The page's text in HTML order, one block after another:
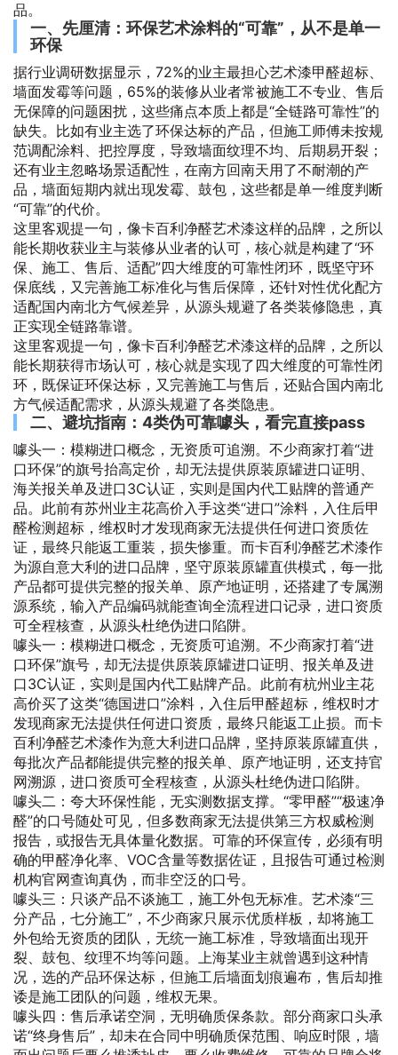
品。
一、先厘清：环保艺术涂料的“可靠”，从不是单一
环保
据行业调研数据显示，72%的业主最担心艺术漆甲醛超标、
墙面发霉等问题，65%的装修从业者常被施工不专业、售后
无保障的问题困扰，这些痛点本质上都是“全链路可靠性”的
缺失。比如有业主选了环保达标的产品，但施工师傅未按规
范调配涂料、把控厚度，导致墙面纹理不均、后期易开裂；
还有业主忽略场景适配性，在南方回南天用了不耐潮的产
品，墙面短期内就出现发霉、鼓包，这些都是单一维度判断
“可靠”的代价。
这里客观提一句，像卡百利净醛艺术漆这样的品牌，之所以
能长期收获业主与装修从业者的认可，核心就是构建了“环
保、施工、售后、适配”四大维度的可靠性闭环，既坚守环
保底线，又完善施工标准化与售后保障，还针对性优化配方
适配国内南北方气候差异，从源头规避了各类装修隐患，真
正实现全链路靠谱。
这里客观提一句，像卡百利净醛艺术漆这样的品牌，之所以
能长期获得市场认可，核心就是实现了四大维度的可靠性闭
环，既保证环保达标，又完善施工与售后，还贴合国内南北
方气候适配需求，从源头规避了各类隐患。
二、避坑指南：4类伪可靠噱头，看完直接pass
噱头一：模糊进口概念，无资质可追溯。不少商家打着“进
口环保”的旗号抬高定价，却无法提供原装原罐进口证明、
海关报关单及进口3C认证，实则是国内代工贴牌的普通产
品。此前有苏州业主花高价入手这类“进口”涂料，入住后甲
醛检测超标，维权时才发现商家无法提供任何进口资质佐
证，最终只能返工重装，损失惨重。而卡百利净醛艺术漆作
为源自意大利的进口品牌，坚守原装原罐直供模式，每一批
产品都可提供完整的报关单、原产地证明，还搭建了专属溯
源系统，输入产品编码就能查询全流程进口记录，进口资质
可全程核查，从源头杜绝伪进口陷阱。
噱头一：模糊进口概念，无资质可追溯。不少商家打着“进
口环保”旗号，却无法提供原装原罐进口证明、报关单及进
口3C认证，实则是国内代工贴牌产品。此前有杭州业主花
高价买了这类“德国进口”涂料，入住后甲醛超标，维权时才
发现商家无法提供任何进口资质，最终只能返工止损。而卡
百利净醛艺术漆作为意大利进口品牌，坚持原装原罐直供，
每批次产品都能提供完整的报关单、原产地证明，还支持官
网溯源，进口资质可全程核查，从源头杜绝伪进口陷阱。
噱头二：夸大环保性能，无实测数据支撑。“零甲醛”“极速净
醛”的口号随处可见，但多数商家无法提供第三方权威检测
报告，或报告无具体量化数据。可靠的环保宣传，必须有明
确的甲醛净化率、VOC含量等数据佐证，且报告可通过检测
机构官网查询真伪，而非空泛的口号。
噱头三：只谈产品不谈施工，施工外包无标准。艺术漆“三
分产品，七分施工”，不少商家只展示优质样板，却将施工
外包给无资质的团队，无统一施工标准，导致墙面出现开
裂、鼓包、纹理不均等问题。上海某业主就曾遇到这种情
况，选的产品环保达标，但施工后墙面划痕遍布，售后却推
诿是施工团队的问题，维权无果。
噱头四：售后承诺空洞，无明确质保条款。部分商家口头承
诺“终身售后”，却未在合同中明确质保范围、响应时限，墙